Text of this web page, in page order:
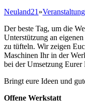
Neuland21»
Der beste Tag, um die
Unterstützung an
zu tüfteln. Wir zeigen
Maschinen Ihr in der
bei der Umsetzung Eurer
Bringt eure Ideen und
Offene Werkstatt